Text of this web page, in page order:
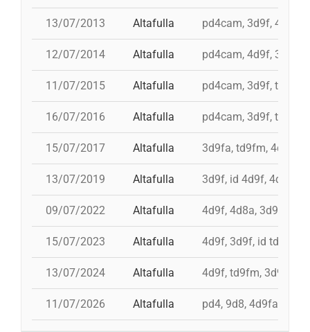
13/07/2013 Altafulla pd4cam, 3d9f, 4d9f,
12/07/2014 Altafulla pd4cam, 4d9f, 3d9f,
11/07/2015 Altafulla pd4cam, 3d9f,
16/07/2016 Altafulla pd4cam, 3d9f,
15/07/2017 Altafulla 3d9fa, td9fm, 4d9f,
13/07/2019 Altafulla 3d9f, id 4d9f, 4d9f,
09/07/2022 Altafulla 4d9f, 4d8a, 3d9f,
15/07/2023 Altafulla 4d9f, 3d9f, id td9fm,
13/07/2024 Altafulla 4d9f, td9fm, 3d9f, id
11/07/2026 Altafulla pd4, 9d8, 4d9fa, id